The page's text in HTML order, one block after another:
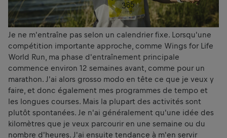
Je ne m'entraîne pas selon un calendrier fixe. Lorsqu'une
compétition importante approche, comme Wings for Life
World Run, ma phase d'entraînement principale
commence environ 12 semaines avant, comme pour un
marathon. J'ai alors grosso modo en tête ce que je veux y
faire, et donc également mes programmes de tempo et
les longues courses. Mais la plupart des activités sont
plutôt spontanées. Je n'ai généralement qu'une idée des
kilomètres que je veux parcourir en une semaine ou du
nombre d'heures. J'ai ensuite tendance à m'en servir